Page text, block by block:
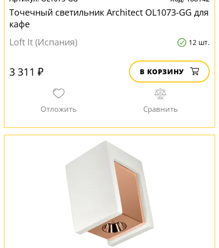
Точечный светильник Architect OL1073-GG для
кафе
Loft It (Испания)
12 шт.
3 311 ₽ В КОРЗИНУ